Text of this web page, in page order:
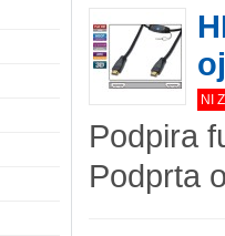
NI
Podpira
Podprta